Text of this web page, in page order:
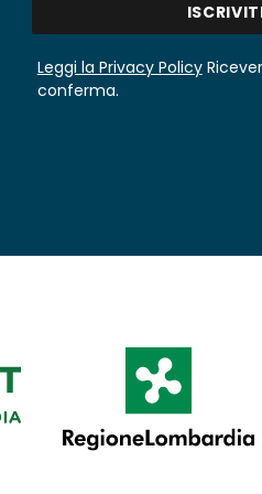
Leggi la Privacy Policy
conferma.